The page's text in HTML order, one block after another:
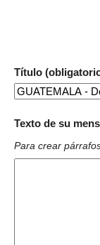
Título
Texto de su
Para crear